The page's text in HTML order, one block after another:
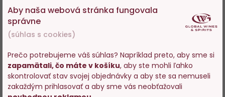
Aby naša webová stránka fungovala
správne
(súhlas s cookies)
Prečo potrebujeme váš súhlas? Napríklad preto, aby sme si
zapamätali, čo máte v košíku, aby ste mohli ľahko
skontrolovať stav svojej objednávky a aby ste sa nemuseli
zakaždým prihlasovať a aby sme vás neobťažovali
Vstupujete na stránky s
predajom alkoholu. Prosím
potvrďte, že Vám už bolo 18